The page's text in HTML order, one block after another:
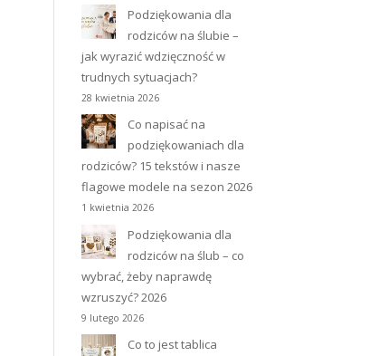
Podziękowania dla
rodziców na ślubie –
jak wyrazić wdzięczność w
trudnych sytuacjach?
28 kwietnia 2026
Co napisać na
podziękowaniach dla
rodziców? 15 tekstów i nasze
flagowe modele na sezon 2026
1 kwietnia 2026
Podziękowania dla
rodziców na ślub – co
wybrać, żeby naprawdę
wzruszyć? 2026
9 lutego 2026
Co to jest tablica